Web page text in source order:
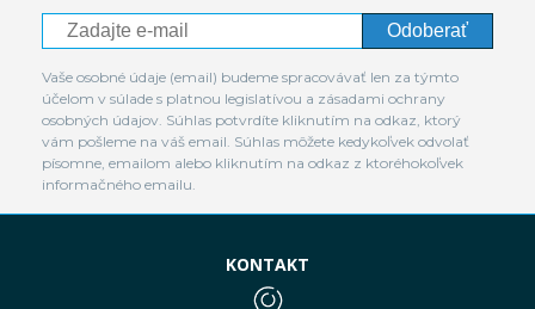
Odoberať
Vaše osobné údaje (email) budeme spracovávať len za týmto
účelom v súlade s platnou legislatívou a zásadami ochrany
osobných údajov. Súhlas potvrdíte kliknutím na odkaz, ktorý
vám pošleme na váš email. Súhlas môžete kedykoľvek odvolať
písomne, emailom alebo kliknutím na odkaz z ktoréhokoľvek
informačného emailu.
KONTAKT